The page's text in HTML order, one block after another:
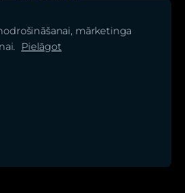
mārketinga
Pielāgot